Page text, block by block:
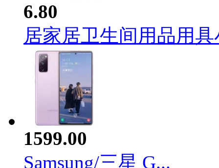
6.80
居家居卫生间用品用具
1599.00
Samsung/三星 G...